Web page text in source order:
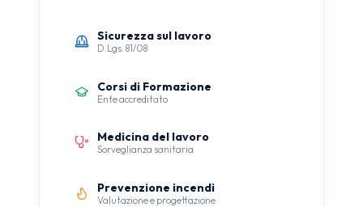
Sicurezza sul lavoro
D.Lgs. 81/08
Corsi di Formazione
Ente accreditato
Medicina del lavoro
Sorveglianza sanitaria
Prevenzione incendi
Valutazione e progettazione